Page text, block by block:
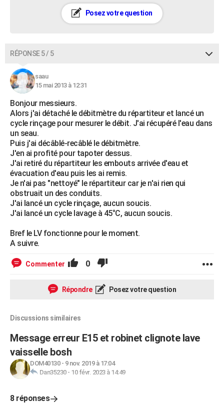
Posez votre question
RÉPONSE 5 / 5
saau
15 mai 2013 à 12:31
Bonjour messieurs.
Alors j'ai détaché le débitmètre du répartiteur et lancé un
cycle rinçage pour mesurer le débit. J'ai récupéré l'eau dans
un seau.
Puis j'ai décâblé-recâblé le débitmètre.
J'en ai profité pour tapoter dessus.
J'ai retiré du répartiteur les embouts arrivée d'eau et
évacuation d'eau puis les ai remis.
Je n'ai pas "nettoyé" le répartiteur car je n'ai rien qui
obstruait un des conduits.
J'ai lancé un cycle rinçage, aucun soucis.
J'ai lancé un cycle lavage à 45°C, aucun soucis.
Bref le LV fonctionne pour le moment.
A suivre.
Commenter 0
Répondre Posez votre question
Discussions similaires
Message erreur E15 et robinet clignote lave
vaisselle bosh
DOM40130- 9 nov. 2019 à 17:04
Dan35230- 10 févr. 2023 à 14:49
8 réponses